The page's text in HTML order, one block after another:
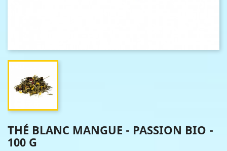
THÉ BLANC MANGUE - PASSION BIO -
100 G